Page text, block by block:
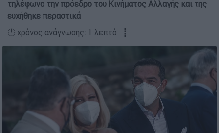
τηλέφωνο την πρόεδρο του Κινήματος Αλλαγής και της
ευχήθηκε περαστικά
🕛 χρόνος ανάγνωσης: 1 λεπτό ┋